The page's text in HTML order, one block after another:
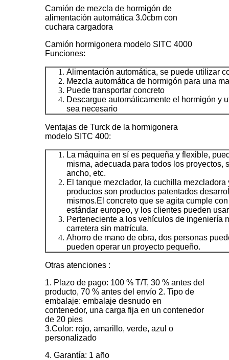
Camión de mezcla de hormigón de
alimentación automática 3.0cbm con
cuchara cargadora
Camión hormigonera modelo SITC 4000
Funciones:
Alimentación automática, se puede utilizar
Mezcla automática de hormigón para una
Puede transportar concreto
Descargue automáticamente el hormigón y
sea necesario
Ventajas de Turck de la hormigonera
modelo SITC 400:
La máquina en sí es pequeña y flexible,
misma, adecuada para todos los proyectos,
ancho, etc.
El tanque mezclador, la cuchilla mezcladora
productos son productos patentados
mismos.El concreto que se agita cumple
estándar europeo, y los clientes pueden
Perteneciente a los vehículos de ingeniería
carretera sin matrícula.
Ahorro de mano de obra, dos personas
pueden operar un proyecto pequeño.
Otras atenciones :
1. Plazo de pago: 100 % T/T, 30 % antes del
producto, 70 % antes del envío 2. Tipo de
embalaje: embalaje desnudo en
contenedor, una carga fija en un contenedor
de 20 pies
3.Color: rojo, amarillo, verde, azul o
personalizado
4. Garantía: 1 año